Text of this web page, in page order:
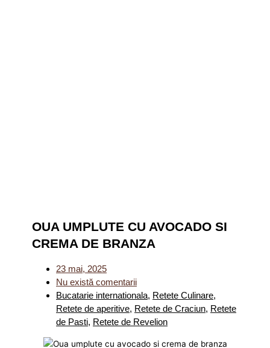
OUA UMPLUTE CU AVOCADO SI
CREMA DE BRANZA
23 mai, 2025
Nu există comentarii
Bucatarie internationala, Retete Culinare,
Retete de aperitive, Retete de Craciun, Retete
de Pasti, Retete de Revelion